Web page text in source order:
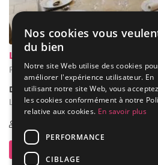
... 37 km
La Ferme de la Pitance
Pont-à-Celles - Hainaut (WHT)
Demeure de caractère / Corps de
Location de salle de mariage : Située
Contacter
Nos cookies vous
du bien
Notre site Web utilise des cookies
améliorer l'expérience utilisateur. En
utilisant notre site Web, vous
les cookies conformément à notre
relative aux cookies. En savoir plus
PERFORMANCE
CIBLAGE